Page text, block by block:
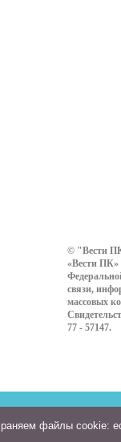
© "Вести
«Вести ПК»
связи,
массовых
77 - 57147.
файлы cookie: